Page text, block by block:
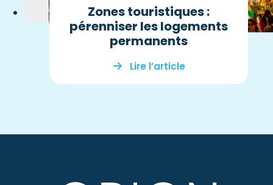
Zones touristiques :
pérenniser les logements
permanents
Lire l’article